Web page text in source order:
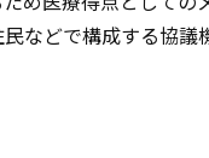
などで構成する協